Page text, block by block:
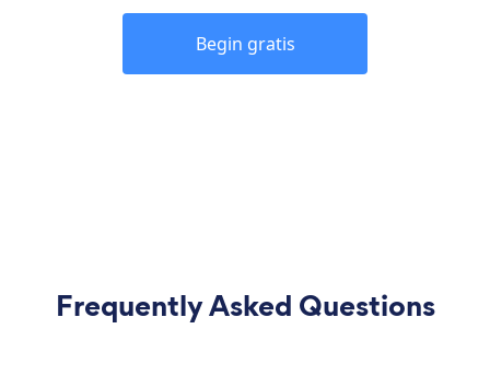
Begin gratis
Frequently Asked Questions